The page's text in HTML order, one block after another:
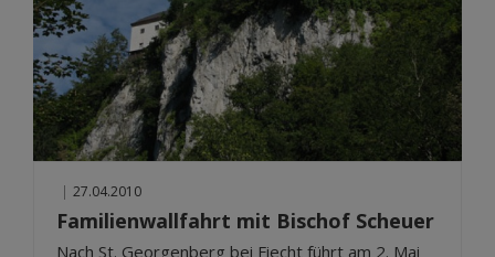
| 27.04.2010
Familienwallfahrt mit Bischof Scheuer
Nach St. Georgenberg bei Fiecht führt am 2. Mai